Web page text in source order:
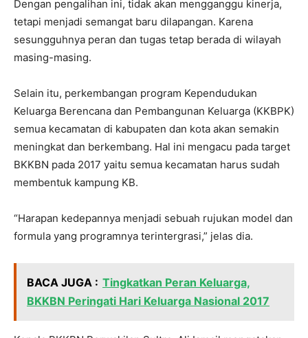
Dengan pengalihan ini, tidak akan mengganggu kinerja,
tetapi menjadi semangat baru dilapangan. Karena
sesungguhnya peran dan tugas tetap berada di wilayah
masing-masing.
Selain itu, perkembangan program Kependudukan
Keluarga Berencana dan Pembangunan Keluarga (KKBPK)
semua kecamatan di kabupaten dan kota akan semakin
meningkat dan berkembang. Hal ini mengacu pada target
BKKBN pada 2017 yaitu semua kecamatan harus sudah
membentuk kampung KB.
“Harapan kedepannya menjadi sebuah rujukan model dan
formula yang programnya terintergrasi,” jelas dia.
BACA JUGA : Tingkatkan Peran Keluarga,
BKKBN Peringati Hari Keluarga Nasional 2017